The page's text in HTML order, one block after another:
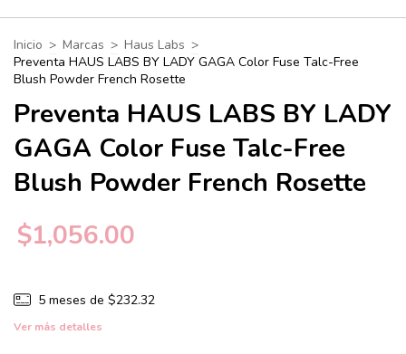
Inicio > Marcas > Haus Labs >
Preventa HAUS LABS BY LADY GAGA Color Fuse Talc-Free
Blush Powder French Rosette
Preventa HAUS LABS BY LADY
GAGA Color Fuse Talc-Free
Blush Powder French Rosette
$1,056.00
5 meses de $232.32
Ver más detalles